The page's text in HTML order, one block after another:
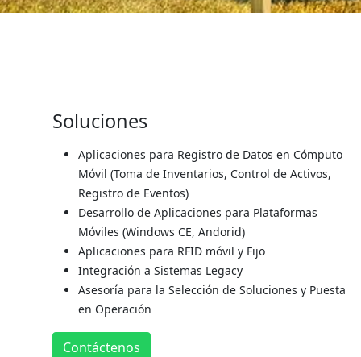
Soluciones
Aplicaciones para Registro de Datos en Cómputo
Móvil (Toma de Inventarios, Control de Activos,
Registro de Eventos)
Desarrollo de Aplicaciones para Plataformas
Móviles (Windows CE, Andorid)
Aplicaciones para RFID móvil y Fijo
Integración a Sistemas Legacy
Asesoría para la Selección de Soluciones y Puesta
en Operación
Contáctenos